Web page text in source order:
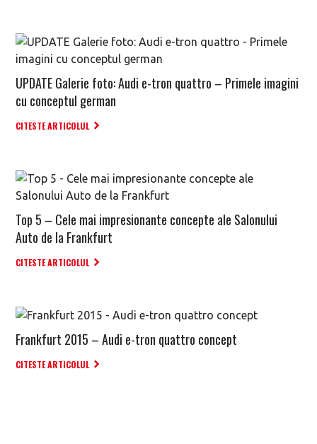
UPDATE Galerie foto: Audi e-tron quattro – Primele imagini
cu conceptul german
CITESTE ARTICOLUL
Top 5 – Cele mai impresionante concepte ale Salonului
Auto de la Frankfurt
CITESTE ARTICOLUL
Frankfurt 2015 – Audi e-tron quattro concept
CITESTE ARTICOLUL